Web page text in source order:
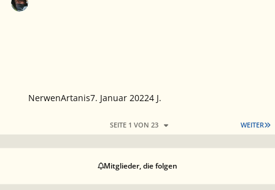
NerwenArtanis7. Januar 20224 J.
WEITER
SEITE 1 VON 23
Mitglieder, die folgen